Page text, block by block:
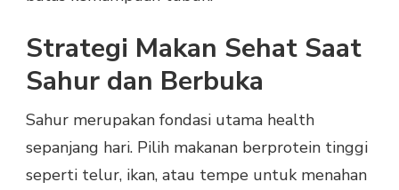
Strategi Makan Sehat Saat
Sahur dan Berbuka
Sahur merupakan fondasi utama health
sepanjang hari. Pilih makanan berprotein tinggi
seperti telur, ikan, atau tempe untuk menahan